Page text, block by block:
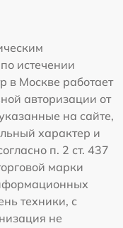
истечении
в Москве работает
авторизации от
на сайте,
характер и
п. 2 ст. 437
марки
техники, с
не